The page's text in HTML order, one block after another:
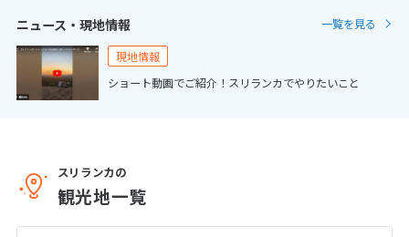
ニュース・現地情報 一覧を見る
現地情報
ショート動画でご紹介！スリランカでやりたいこと
スリランカの
観光地一覧
30
31
2026年9月
7
13
14
20
21 22 23 24 25
26